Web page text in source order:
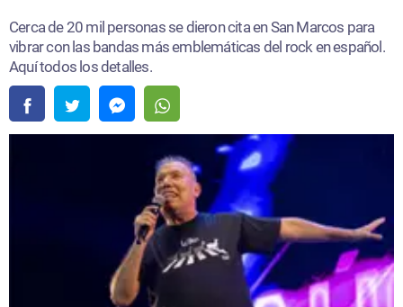
Cerca de 20 mil personas se dieron cita en San Marcos para
vibrar con las bandas más emblemáticas del rock en español.
Aquí todos los detalles.